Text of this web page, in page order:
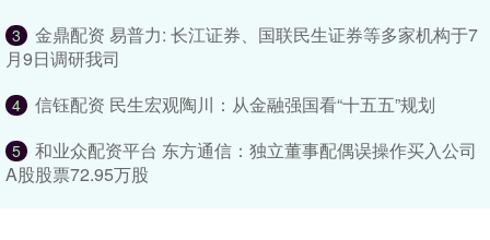
3
金鼎配资 易普力: 长江证券、国联民生证券等多家机构于7
月9日调研我司
4 信钰配资 民生宏观陶川：从金融强国看“十五五”规划
5
和业众配资平台 东方通信：独立董事配偶误操作买入公司
A股股票72.95万股